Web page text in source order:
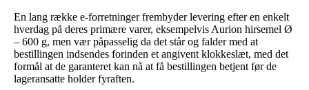
En lang række e-forretninger frembyder levering efter en enkelt
hverdag på deres primære varer, eksempelvis Aurion hirsemel Ø
– 600 g, men vær påpasselig da det står og falder med at
bestillingen indsendes forinden et angivent klokkeslæt, med det
formål at de garanteret kan nå at få bestillingen betjent før de
lageransatte holder fyraften.